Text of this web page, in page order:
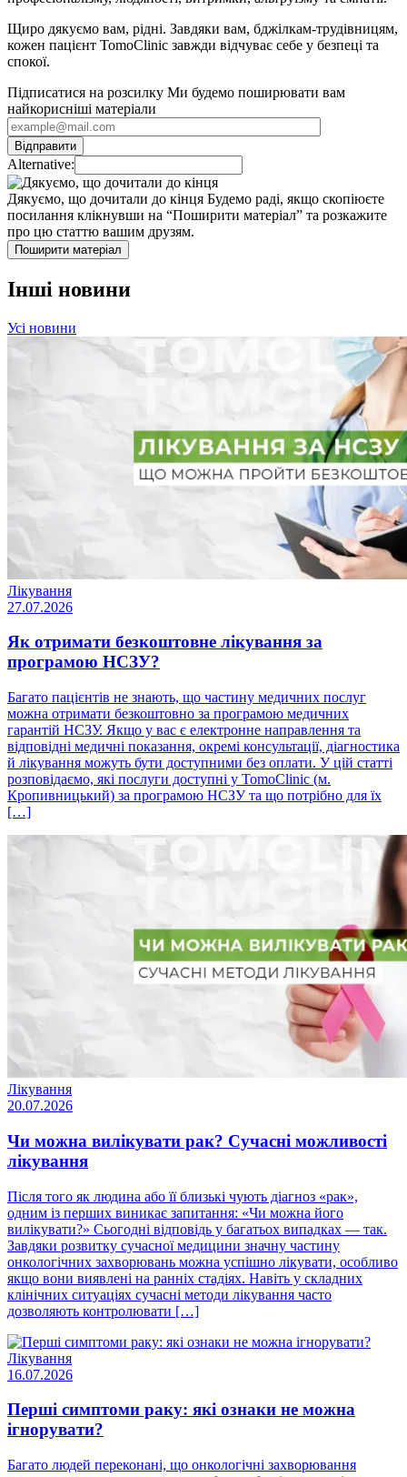
Щиро дякуємо вам, рідні. Завдяки вам, бджілкам-трудівницям,
кожен пацієнт TomoClinic завжди відчуває себе у безпеці та
спокої.
Підписатися на розсилку Ми будемо поширювати вам
найкорисніші матеріали
Alternative:
Дякуємо, що дочитали до кінця Будемо раді, якщо скопіюєте
посилання клікнувши на “Поширити матеріал” та розкажите
про цю статтю вашим друзям.
Поширити матеріал
Інші новини
Усі новини
Лікування
27.07.2026
Як отримати безкоштовне лікування за
програмою НСЗУ?
Багато пацієнтів не знають, що частину медичних послуг
можна отримати безкоштовно за програмою медичних
гарантій НСЗУ. Якщо у вас є електронне направлення та
відповідні медичні показання, окремі консультації, діагностика
й лікування можуть бути доступними без оплати. У цій статті
розповідаємо, які послуги доступні у TomoClinic (м.
Кропивницький) за програмою НСЗУ та що потрібно для їх
[…]
Лікування
20.07.2026
Чи можна вилікувати рак? Сучасні можливості
лікування
Після того як людина або її близькі чують діагноз «рак»,
одним із перших виникає запитання: «Чи можна його
вилікувати?» Сьогодні відповідь у багатьох випадках — так.
Завдяки розвитку сучасної медицини значну частину
онкологічних захворювань можна успішно лікувати, особливо
якщо вони виявлені на ранніх стадіях. Навіть у складних
клінічних ситуаціях сучасні методи лікування часто
дозволяють контролювати […]
Лікування
16.07.2026
Перші симптоми раку: які ознаки не можна
ігнорувати?
Багато людей переконані, що онкологічні захворювання